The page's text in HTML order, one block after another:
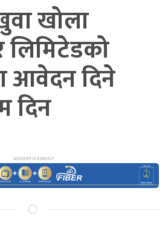
खोला
लिमिटेडको
आवेदन दिने
दिन